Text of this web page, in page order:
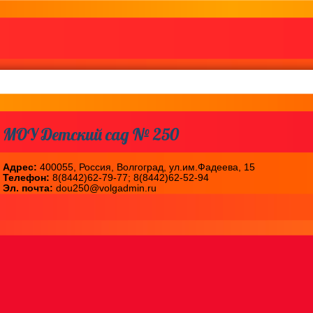
МОУ Детский сад № 250
Адрес: 400055, Россия, Волгоград, ул.им.Фадеева, 15
Телефон: 8(8442)62-79-77; 8(8442)62-52-94
Эл. почта: dou250@volgadmin.ru